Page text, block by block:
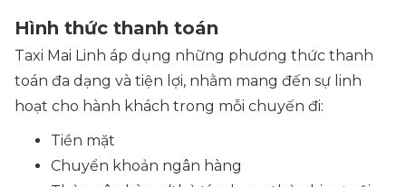
Hình thức thanh toán
Taxi Mai Linh áp dụng những phương thức thanh
toán đa dạng và tiện lợi, nhằm mang đến sự linh
hoạt cho hành khách trong mỗi chuyến đi:
Tiền mặt
Chuyển khoản ngân hàng